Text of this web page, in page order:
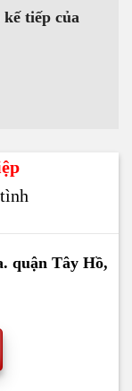
tiếp của
quận Tây Hồ,